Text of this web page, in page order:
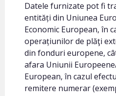
Datele furnizate pot fi
entități din Uniunea
Economic European, în
operațiunilor de plăţi
din fonduri europene,
afara Uniunii
European, în cazul
remitere numerar